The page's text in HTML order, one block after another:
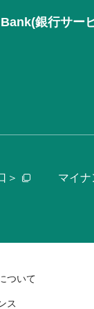
銀行サー
＞ マイ
ついて
ス